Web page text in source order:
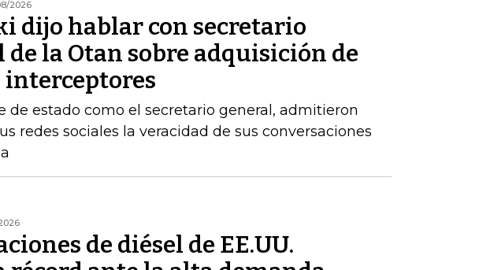
2026
dijo hablar con secretario
de la Otan sobre adquisición de
de estado como el secretario general, admitieron
redes sociales la veracidad de sus conversaciones
de diésel de EE.UU.